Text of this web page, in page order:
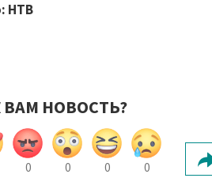
НТВ
ВАМ НОВОСТЬ?
0 0 0 0